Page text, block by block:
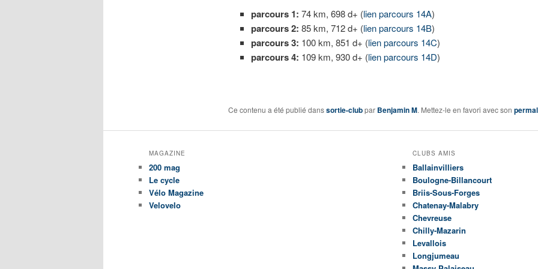
parcours 1: 74 km, 698 d+ (lien parcours 14A)
parcours 2: 85 km, 712 d+ (lien parcours 14B)
parcours 3: 100 km, 851 d+ (lien parcours 14C)
parcours 4: 109 km, 930 d+ (lien parcours 14D)
Ce contenu a été publié danssortie-clubpar Benjamin M. Mettez-le en favori avec son
MAGAZINE
200 mag
Le cycle
Vélo Magazine
Velovelo
CLUBS AMIS
Ballainvilliers
Boulogne-Billancourt
Briis-Sous-Forges
Chatenay-Malabry
Chevreuse
Chilly-Mazarin
Levallois
Longjumeau